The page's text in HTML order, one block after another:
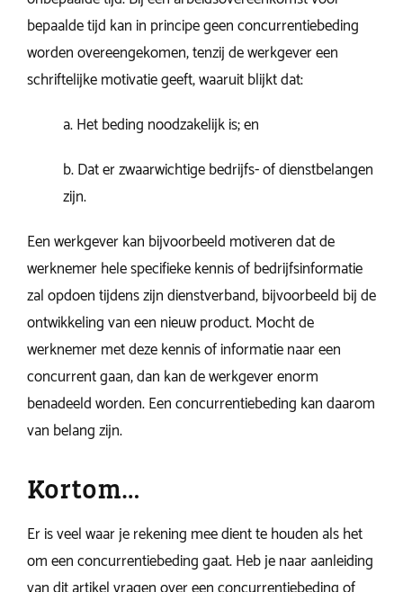
bepaalde tijd kan in principe geen concurrentiebeding
worden overeengekomen, tenzij de werkgever een
schriftelijke motivatie geeft, waaruit blijkt dat:
a. Het beding noodzakelijk is; en
b. Dat er zwaarwichtige bedrijfs- of dienstbelangen
zijn.
Een werkgever kan bijvoorbeeld motiveren dat de
werknemer hele specifieke kennis of bedrijfsinformatie
zal opdoen tijdens zijn dienstverband, bijvoorbeeld bij de
ontwikkeling van een nieuw product. Mocht de
werknemer met deze kennis of informatie naar een
concurrent gaan, dan kan de werkgever enorm
benadeeld worden. Een concurrentiebeding kan daarom
van belang zijn.
Kortom…
Er is veel waar je rekening mee dient te houden als het
om een concurrentiebeding gaat. Heb je naar aanleiding